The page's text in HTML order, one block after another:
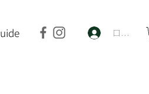
ログイン